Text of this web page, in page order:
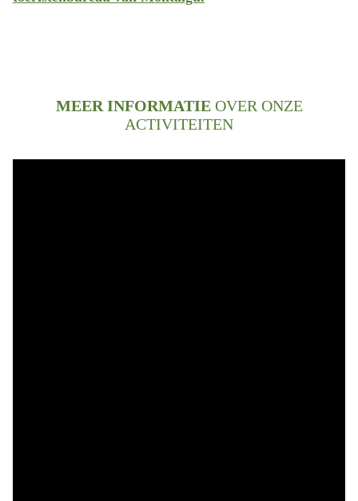
MEER INFORMATIEOVER ONZE
ACTIVITEITEN